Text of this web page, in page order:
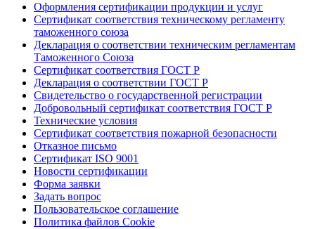
Оформления сертификации продукции и услуг
Сертификат соответствия техническому регламенту
таможенного союза
Декларация о соответствии техническим регламентам
Таможенного Союза
Сертификат соответствия ГОСТ Р
Декларация о соответствии ГОСТ Р
Свидетельство о государственной регистрации
Добровольный сертификат соответствия ГОСТ Р
Технические условия
Сертификат соответствия пожарной безопасности
Отказное письмо
Сертификат ISO 9001
Новости сертификации
Форма заявки
Задать вопрос
Пользовательское соглашение
Политика файлов Cookie